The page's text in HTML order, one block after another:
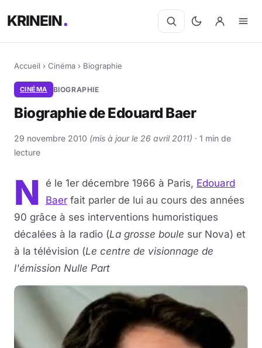
KRINEIN
Accueil › Cinéma › Biographie
CINÉMA BIOGRAPHIE
Biographie de Edouard Baer
29 novembre 2010 (mis à jour le 26 avril 2011) · 1 min de
lecture
N é le 1er décembre 1966 à Paris, Edouard
Baer fait parler de lui au cours des années
90 grâce à ses interventions humoristiques
décalées à la radio (La grosse boule sur Nova) et
à la télévision (Le centre de visionnage de
l'émission Nulle Part